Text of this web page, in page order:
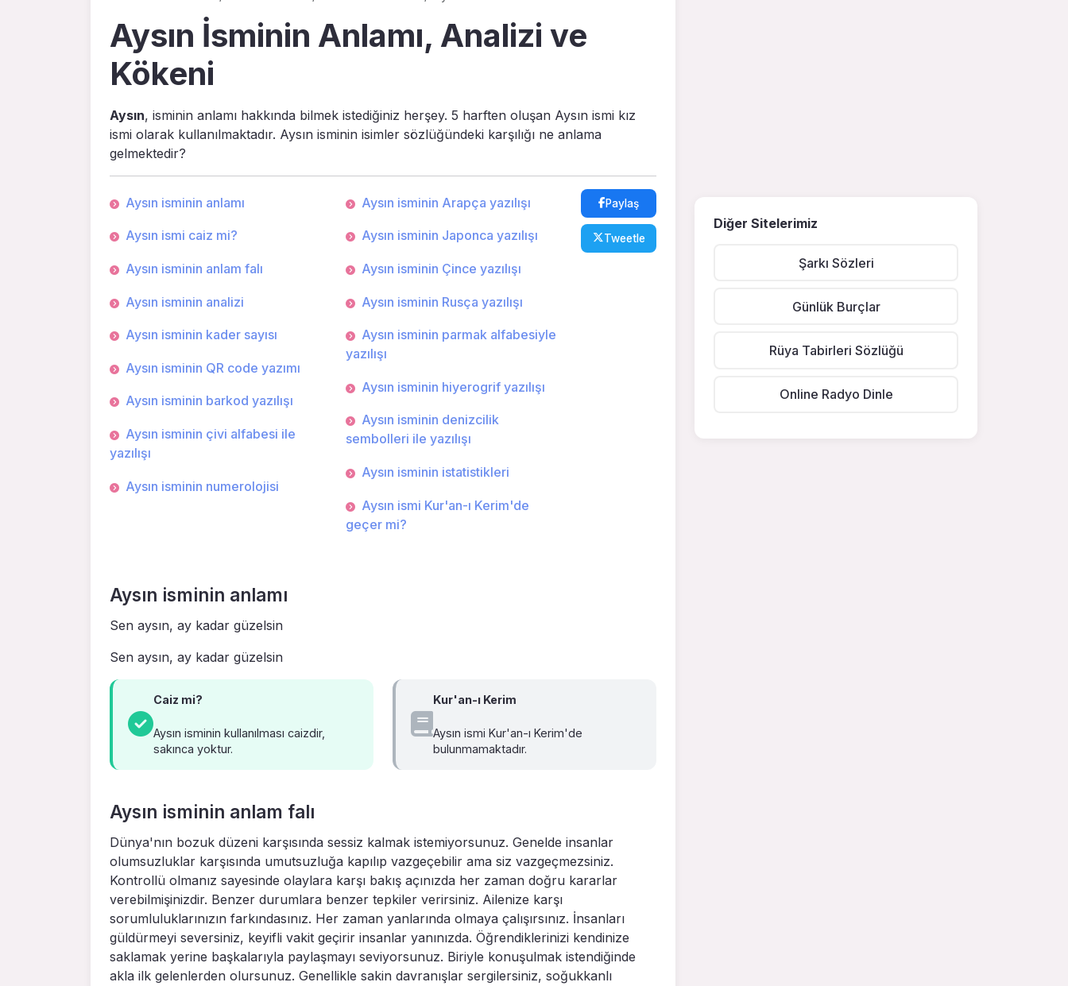
Aysın İsminin Anlamı, Analizi ve
Kökeni
Aysın, isminin anlamı hakkında bilmek istediğiniz herşey. 5 harften oluşan Aysın ismi kız
ismi olarak kullanılmaktadır. Aysın isminin isimler sözlüğündeki karşılığı ne anlama
gelmektedir?
Aysın isminin anlamı
Aysın ismi caiz mi?
Aysın isminin anlam falı
Aysın isminin analizi
Aysın isminin kader sayısı
Aysın isminin QR code yazımı
Aysın isminin barkod yazılışı
Aysın isminin çivi alfabesi ile
yazılışı
Aysın isminin numerolojisi
Aysın isminin Arapça yazılışı
Aysın isminin Japonca yazılışı
Aysın isminin Çince yazılışı
Aysın isminin Rusça yazılışı
Aysın isminin parmak alfabesiyle
yazılışı
Aysın isminin hiyerogrif yazılışı
Aysın isminin denizcilik
sembolleri ile yazılışı
Aysın isminin istatistikleri
Aysın ismi Kur'an-ı Kerim'de
geçer mi?
Paylaş
Tweetle
Aysın isminin anlamı
Sen aysın, ay kadar güzelsin
Sen aysın, ay kadar güzelsin
Caiz mi?
Aysın isminin kullanılması caizdir,
sakınca yoktur.
Kur'an-ı Kerim
Aysın ismi Kur'an-ı Kerim'de
bulunmamaktadır.
Aysın isminin anlam falı
Dünya'nın bozuk düzeni karşısında sessiz kalmak istemiyorsunuz. Genelde insanlar
olumsuzluklar karşısında umutsuzluğa kapılıp vazgeçebilir ama siz vazgeçmezsiniz.
Kontrollü olmanız sayesinde olaylara karşı bakış açınızda her zaman doğru kararlar
verebilmişinizdir. Benzer durumlara benzer tepkiler verirsiniz. Ailenize karşı
sorumluluklarınızın farkındasınız. Her zaman yanlarında olmaya çalışırsınız. İnsanları
güldürmeyi seversiniz, keyifli vakit geçirir insanlar yanınızda. Öğrendiklerinizi kendinize
saklamak yerine başkalarıyla paylaşmayı seviyorsunuz. Biriyle konuşulmak istendiğinde
akla ilk gelenlerden olursunuz. Genellikle sakin davranışlar sergilersiniz, soğukkanlı
Diğer Sitelerimiz
Şarkı Sözleri
Günlük Burçlar
Rüya Tabirleri Sözlüğü
Online Radyo Dinle